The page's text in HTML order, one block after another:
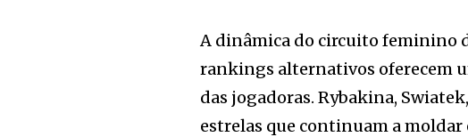
A dinâmica do circuito feminino
rankings alternativos oferecem
das jogadoras. Rybakina,
estrelas que continuam a